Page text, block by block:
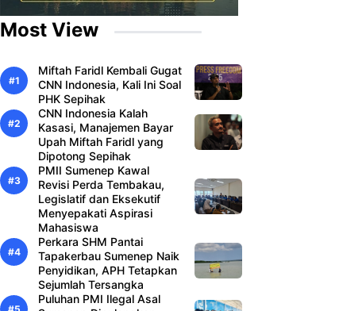
Most View
Miftah Faridl Kembali Gugat
CNN Indonesia, Kali Ini Soal
PHK Sepihak
CNN Indonesia Kalah
Kasasi, Manajemen Bayar
Upah Miftah Faridl yang
Dipotong Sepihak
PMII Sumenep Kawal
Revisi Perda Tembakau,
Legislatif dan Eksekutif
Menyepakati Aspirasi
Mahasiswa
Perkara SHM Pantai
Tapakerbau Sumenep Naik
Penyidikan, APH Tetapkan
Sejumlah Tersangka
Puluhan PMI Ilegal Asal